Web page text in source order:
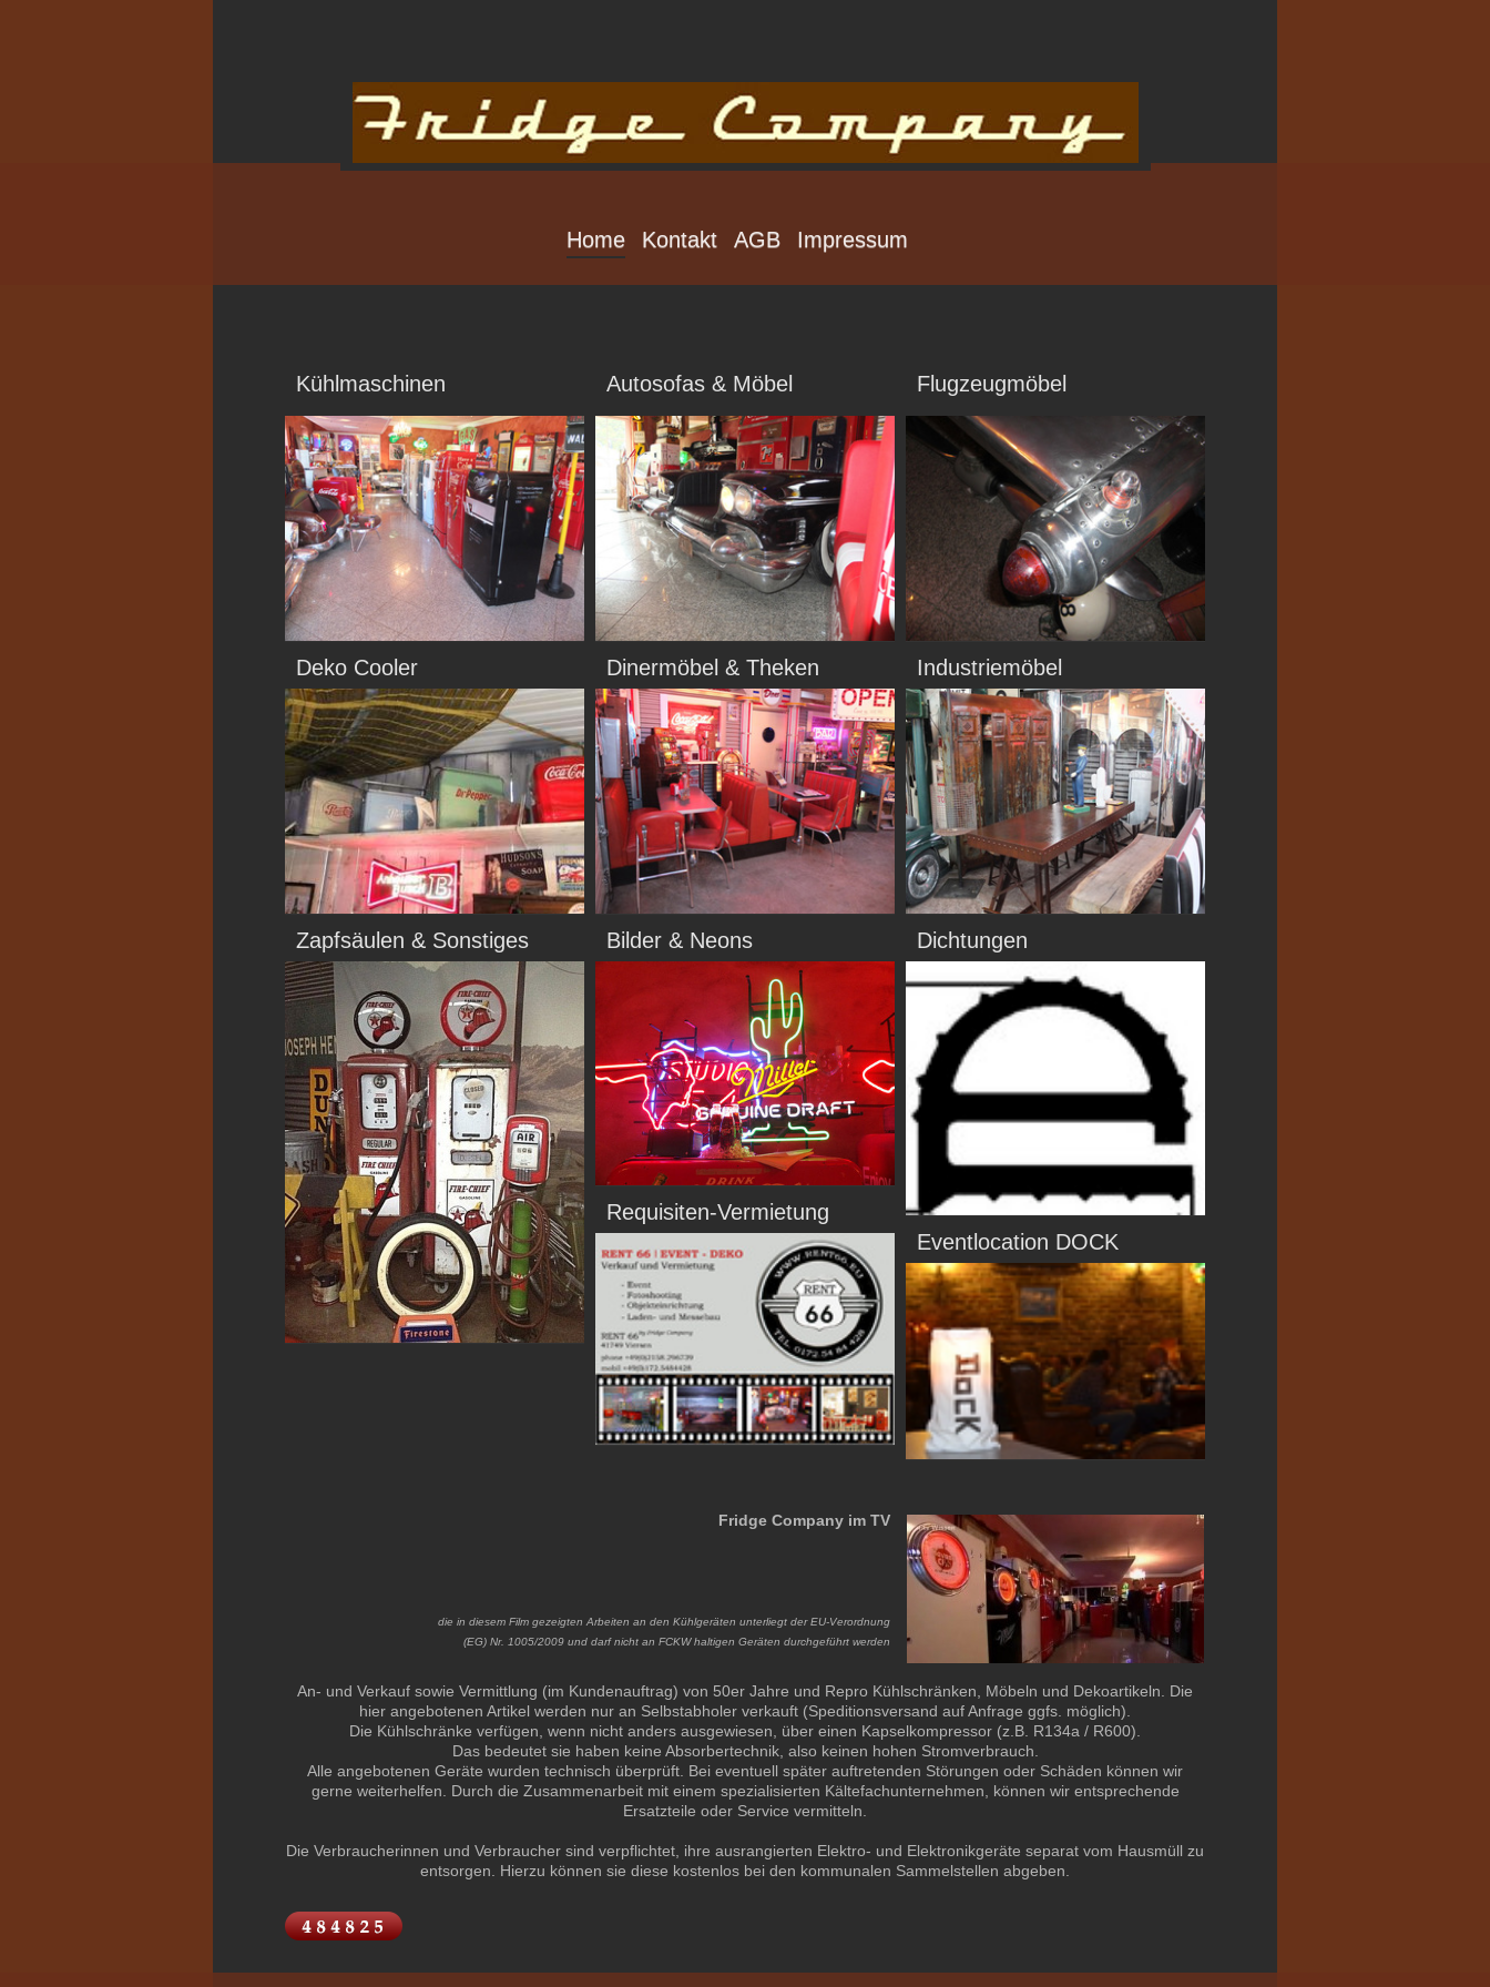
Home Kontakt AGB Impressum
Kühlmaschinen
Deko Cooler
Zapfsäulen & Sonstiges
Autosofas & Möbel
Dinermöbel & Theken
Bilder & Neons
Requisiten-Vermietung
Flugzeugmöbel
Industriemöbel
Dichtungen
Eventlocation DOCK
Fridge Company im TV
die in diesem Film gezeigten Arbeiten an den Kühlgeräten unterliegt der EU-Verordnung
(EG) Nr. 1005/2009 und darf nicht an FCKW haltigen Geräten durchgeführt werden
An- und Verkauf sowie Vermittlung (im Kundenauftrag) von 50er Jahre und Repro Kühlschränken, Möbeln und Dekoartikeln. Die
hier angebotenen Artikel werden nur an Selbstabholer verkauft (Speditionsversand auf Anfrage ggfs. möglich).
Die Kühlschränke verfügen, wenn nicht anders ausgewiesen, über einen Kapselkompressor (z.B. R134a / R600).
Das bedeutet sie haben keine Absorbertechnik, also keinen hohen Stromverbrauch.
Alle angebotenen Geräte wurden technisch überprüft. Bei eventuell später auftretenden Störungen oder Schäden können wir
gerne weiterhelfen. Durch die Zusammenarbeit mit einem spezialisierten Kältefachunternehmen, können wir entsprechende
Ersatzteile oder Service vermitteln.
Die Verbraucherinnen und Verbraucher sind verpflichtet, ihre ausrangierten Elektro- und Elektronikgeräte separat vom Hausmüll zu
entsorgen. Hierzu können sie diese kostenlos bei den kommunalen Sammelstellen abgeben.